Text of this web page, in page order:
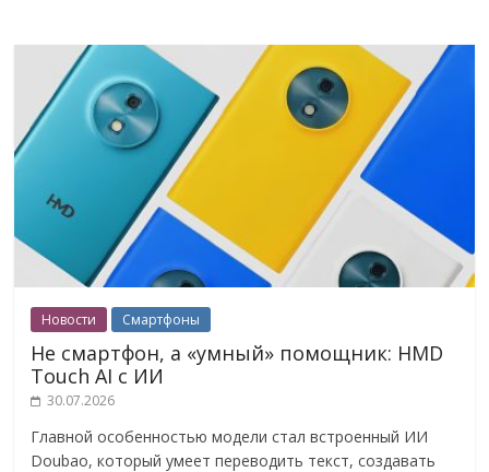
Новости Смартфоны
Не смартфон, а «умный» помощник: HMD
Touch AI с ИИ
30.07.2026
Главной особенностью модели стал встроенный ИИ
Doubao, который умеет переводить текст, создавать